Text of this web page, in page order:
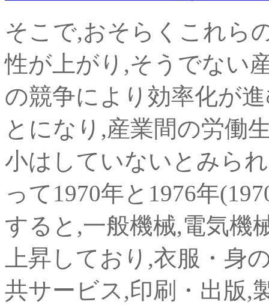
そこで,おそらくこれら
性が上がり,そうでない
の競争により効率化が
とになり,産業間の労働
小はしていないとみら
って1970年と1976年
すると,一般機械,電気機
上昇しており,衣服・身
共サービス,印刷・出版,